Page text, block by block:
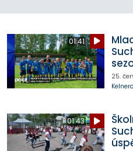
01:41
25.
01:43